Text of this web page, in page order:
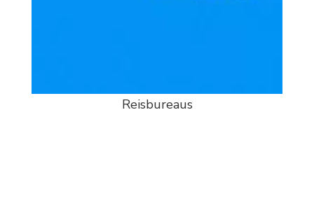
Reisbureaus